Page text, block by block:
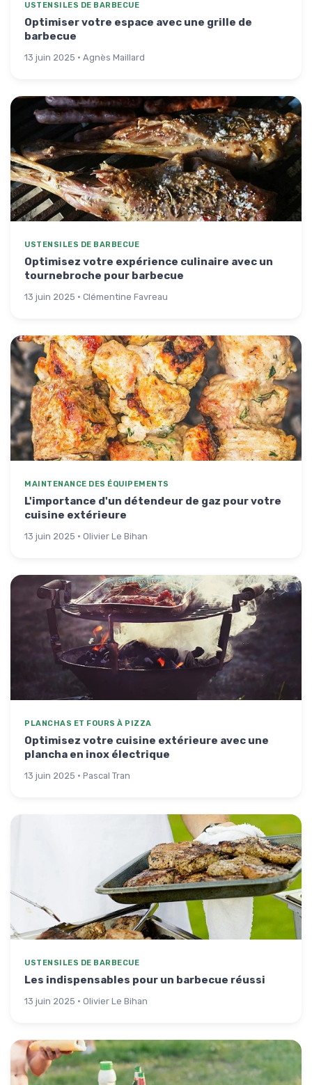
USTENSILES DE BARBECUE
Optimiser votre espace avec une grille de
barbecue
13 juin 2025 · Agnès Maillard
USTENSILES DE BARBECUE
Optimisez votre expérience culinaire avec un
tournebroche pour barbecue
13 juin 2025 · Clémentine Favreau
MAINTENANCE DES ÉQUIPEMENTS
L'importance d'un détendeur de gaz pour votre
cuisine extérieure
13 juin 2025 · Olivier Le Bihan
PLANCHAS ET FOURS À PIZZA
Optimisez votre cuisine extérieure avec une
plancha en inox électrique
13 juin 2025 · Pascal Tran
USTENSILES DE BARBECUE
Les indispensables pour un barbecue réussi
13 juin 2025 · Olivier Le Bihan